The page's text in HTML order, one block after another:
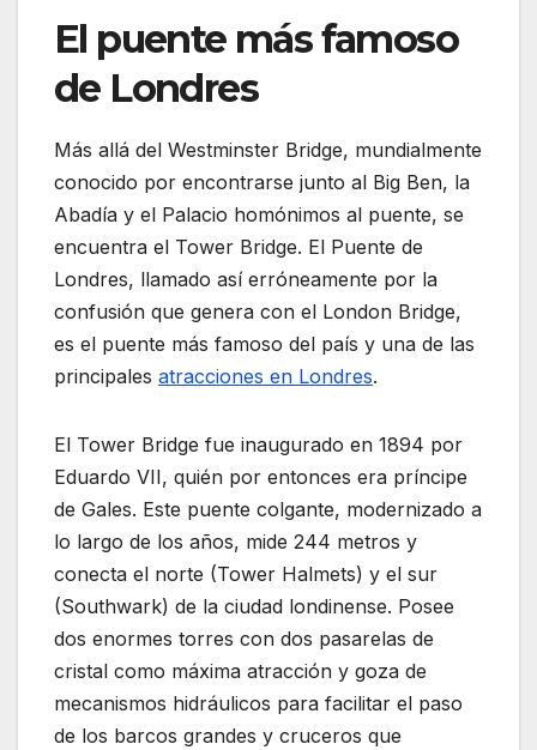
El puente más famoso
de Londres
Más allá del Westminster Bridge, mundialmente
conocido por encontrarse junto al Big Ben, la
Abadía y el Palacio homónimos al puente, se
encuentra el Tower Bridge. El Puente de
Londres, llamado así erróneamente por la
confusión que genera con el London Bridge,
es el puente más famoso del país y una de las
principales atracciones en Londres.
El Tower Bridge fue inaugurado en 1894 por
Eduardo VII, quién por entonces era príncipe
de Gales. Este puente colgante, modernizado a
lo largo de los años, mide 244 metros y
conecta el norte (Tower Halmets) y el sur
(Southwark) de la ciudad londinense. Posee
dos enormes torres con dos pasarelas de
cristal como máxima atracción y goza de
mecanismos hidráulicos para facilitar el paso
de los barcos grandes y cruceros que